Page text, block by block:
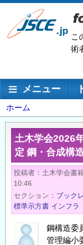
メ
ン
移
こ
術
メインナビゲーシ
メニュー
パ
ン
ず
ホーム
土木学会2026
定 鋼・合成構
投稿者 土木学会書
10:46
セクション
ブック
標準示方書 インフラ
鋼構造委
管理編小